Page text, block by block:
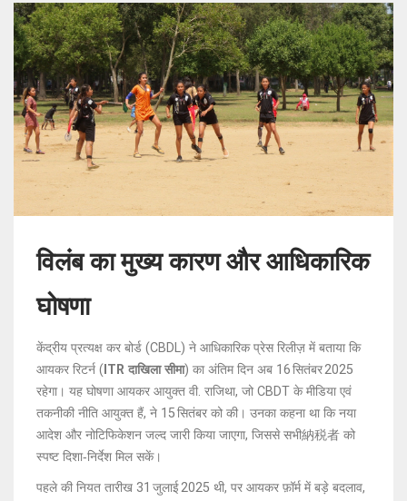
विलंब का मुख्य कारण और आधिकारिक
घोषणा
केंद्रीय प्रत्यक्ष कर बोर्ड (CBDL) ने आधिकारिक प्रेस रिलीज़ में बताया कि
आयकर रिटर्न ( ITR दाखिला सीमा) का अंतिम दिन अब 16 सितंबर 2025
रहेगा। यह घोषणा आयकर आयुक्त वी. राजिथा, जो CBDT के मीडिया एवं
तकनीकी नीति आयुक्त हैं, ने 15 सितंबर को की। उनका कहना था कि नया
आदेश और नोटिफिकेशन जल्द जारी किया जाएगा, जिससे सभी納税者 को
स्पष्ट दिशा‑निर्देश मिल सकें।
पहले की नियत तारीख 31 जुलाई 2025 थी, पर आयकर फ़ॉर्म में बड़े बदलाव,